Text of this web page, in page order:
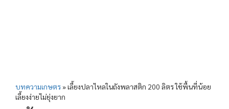
บทความเกษตร»เลี้ยงปลาไหลในถังพลาสติก 200 ลิตร ใช้พื้นที่น้อย
เลี้ยงง่ายไม่ยุ่งยาก